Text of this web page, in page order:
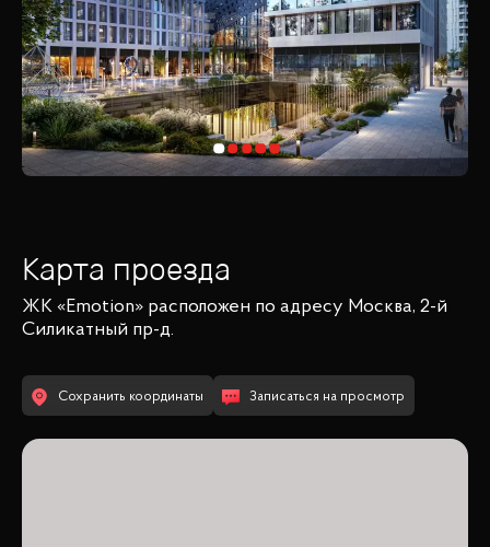
Карта проезда
ЖК «Emotion» расположен по адресу Москва, 2-й
Силикатный пр-д.
Сохранить координаты Записаться на просмотр